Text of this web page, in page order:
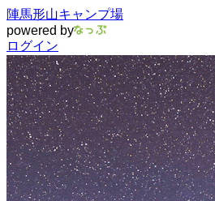
陣馬形山キャンプ場
powered by
ログイン